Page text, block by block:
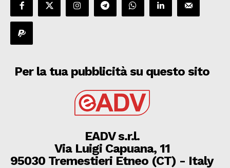
Per la tua pubblicità su questo sito
EADV s.r.l.
Via Luigi Capuana, 11
95030 Tremestieri Etneo (CT) - Italy